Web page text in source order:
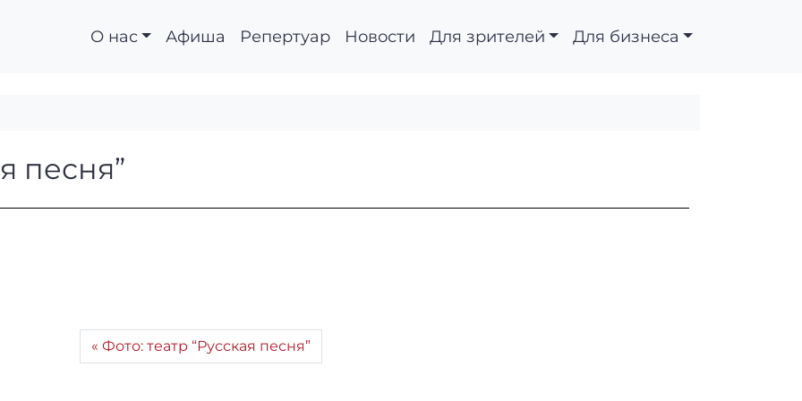
О нас Афиша Репертуар Новости Для зрителей Для бизнеса
песня”
песня”
Фото: театр “Русская песня”